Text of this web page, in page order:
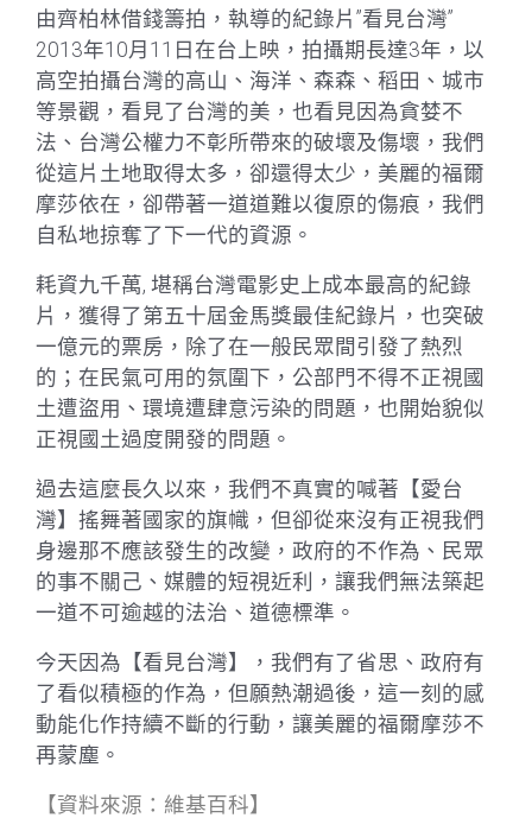
由齊柏林借錢籌拍，執導的紀錄片”看見台灣”
2013年10月11日在台上映，拍攝期長達3年，以
高空拍攝台灣的高山、海洋、森森、稻田、城市
等景觀，看見了台灣的美，也看見因為貪婪不
法、台灣公權力不彰所帶來的破壞及傷壞，我們
從這片土地取得太多，卻還得太少，美麗的福爾
摩莎依在，卻帶著一道道難以復原的傷痕，我們
自私地掠奪了下一代的資源。
耗資九千萬, 堪稱台灣電影史上成本最高的紀錄
片，獲得了第五十屆金馬獎最佳紀錄片，也突破
一億元的票房，除了在一般民眾間引發了熱烈
的；在民氣可用的氛圍下，公部門不得不正視國
土遭盜用、環境遭肆意污染的問題，也開始貌似
正視國土過度開發的問題。
過去這麼長久以來，我們不真實的喊著【愛台
灣】搖舞著國家的旗幟，但卻從來沒有正視我們
身邊那不應該發生的改變，政府的不作為、民眾
的事不關己、媒體的短視近利，讓我們無法築起
一道不可逾越的法治、道德標準。
今天因為【看見台灣】，我們有了省思、政府有
了看似積極的作為，但願熱潮過後，這一刻的感
動能化作持續不斷的行動，讓美麗的福爾摩莎不
再蒙塵。
【資料來源： 維基百科】